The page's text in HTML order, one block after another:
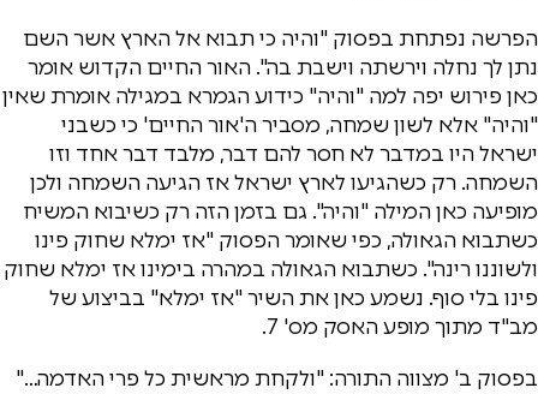
הפרשה נפתחת בפסוק "והיה כי תבוא אל הארץ אשר השם
נתן לך נחלה וירשתה וישבת בה". האור החיים הקדוש אומר
כאן פירוש יפה למה "והיה" כידוע הגמרא במגילה אומרת שאין
"והיה" אלא לשון שמחה, מסביר ה'אור החיים' כי כשבני
ישראל היו במדבר לא חסר להם דבר, מלבד דבר אחד וזו
השמחה. רק כשהגיעו לארץ ישראל אז הגיעה השמחה ולכן
מופיעה כאן המילה "והיה". גם בזמן הזה רק כשיבוא המשיח
כשתבוא הגאולה, כפי שאומר הפסוק "אז ימלא שחוק פינו
ולשוננו רינה". כשתבוא הגאולה במהרה בימינו אז ימלא שחוק
פינו בלי סוף. נשמע כאן את השיר "אז ימלא" בביצוע של
מב"ד מתוך מופע האסק מס' 7.
בפסוק ב' מצווה התורה: "ולקחת מראשית כל פרי האדמה…"